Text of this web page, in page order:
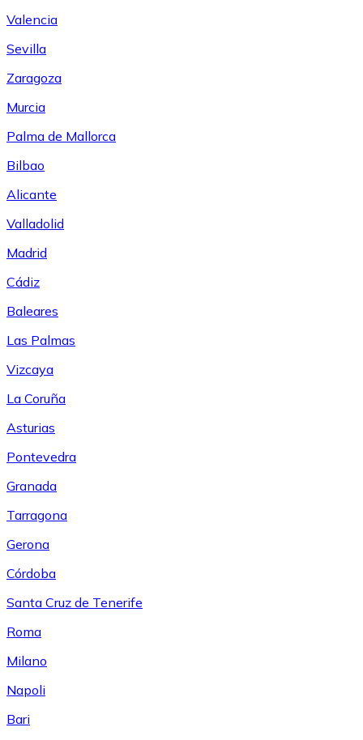
Valencia
Sevilla
Zaragoza
Murcia
Palma de Mallorca
Bilbao
Alicante
Valladolid
Madrid
Cádiz
Baleares
Las Palmas
Vizcaya
La Coruña
Asturias
Pontevedra
Granada
Tarragona
Gerona
Córdoba
Santa Cruz de Tenerife
Roma
Milano
Napoli
Bari